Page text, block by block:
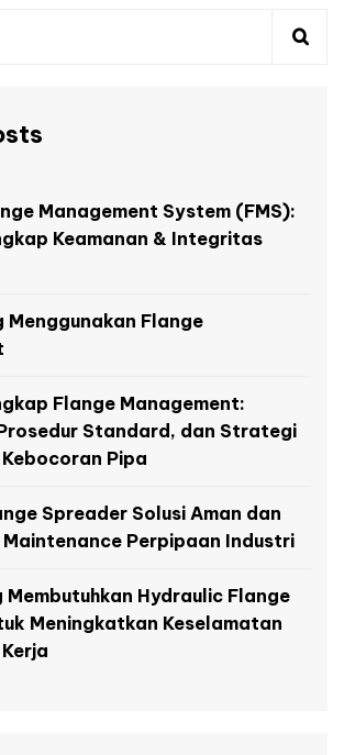
Management System (FMS):
Keamanan & Integritas
Menggunakan Flange
Flange Management:
Standard, dan Strategi
Pipa
Spreader Solusi Aman dan
Maintenance Perpipaan Industri
Membutuhkan Hydraulic Flange
Meningkatkan Keselamatan